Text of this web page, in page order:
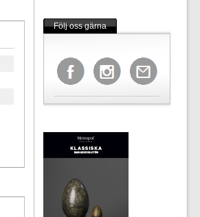
Följ oss gärna